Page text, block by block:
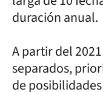
duración anual.
A partir del
separados,
de